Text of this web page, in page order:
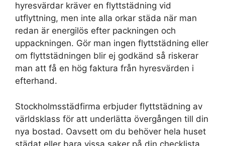
hyresvärdar kräver en flyttstädning vid
utflyttning, men inte alla orkar städa när man
redan är energilös efter packningen och
uppackningen. Gör man ingen flyttstädning eller
om flyttstädningen blir ej godkänd så riskerar
man att få en hög faktura från hyresvärden i
efterhand.
Stockholmsstädfirma erbjuder flyttstädning av
världsklass för att underlätta övergången till din
nya bostad. Oavsett om du behöver hela huset
städat eller bara vissa saker på din checklista,